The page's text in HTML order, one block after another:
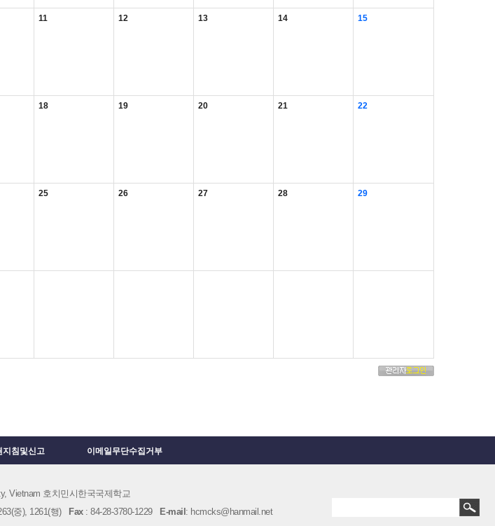
11 12 13 14 15
18 19 20 21 22
25 26 27 28 29
지침및신고 이메일무단수집거부
Vietnam 호치민시한국국제학교
중), 1261(행) Fax: 84-28-3780-1229 E-mail : hcmcks@hanmail.net